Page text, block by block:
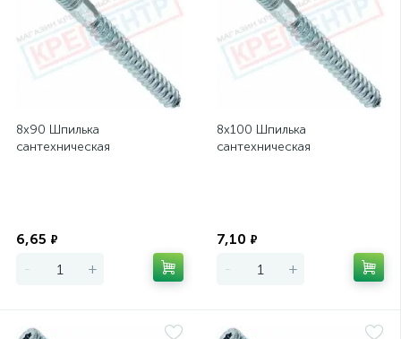
8х90 Шпилька
сантехническая
6,65 ₽
- +
8х100 Шпилька
сантехническая
7,10 ₽
- +